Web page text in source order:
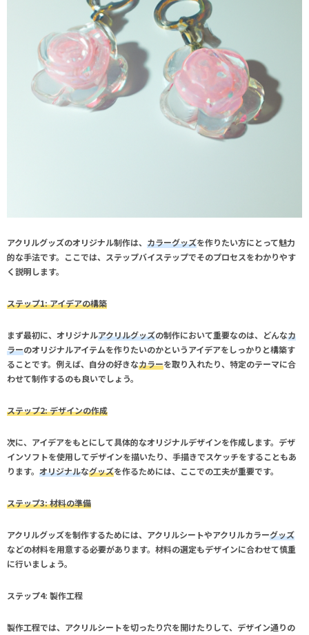
アクリルグッズのオリジナル制作は、 カラーグッズを作りたい方にとって魅力
的な手法です。ここでは、ステップバイステップでそのプロセスをわかりやす
く説明します。
ステップ1: アイデアの構築
まず最初に、オリジナルアクリルグッズの制作において重要なのは、どんなカ
ラーのオリジナルアイテムを作りたいのかというアイデアをしっかりと構築す
ることです。例えば、自分の好きなカラーを取り入れたり、特定のテーマに合
わせて制作するのも良いでしょう。
ステップ2: デザインの作成
次に、アイデアをもとにして具体的なオリジナルデザインを作成します。デザ
インソフトを使用してデザインを描いたり、手描きでスケッチをすることもあ
ります。 オリジナルなグッズを作るためには、ここでの工夫が重要です。
ステップ3: 材料の準備
アクリルグッズを制作するためには、アクリルシートやアクリルカラーグッズ
などの材料を用意する必要があります。材料の選定もデザインに合わせて慎重
に行いましょう。
ステップ4: 製作工程
製作工程では、アクリルシートを切ったり穴を開けたりして、デザイン通りの